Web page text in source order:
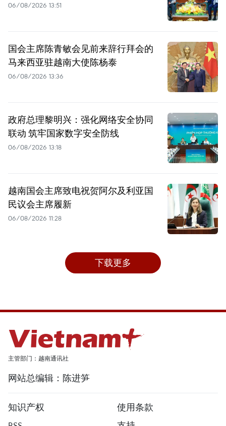
06/08/2026 13:51
国会主席陈青敏会见前来辞行拜会的
马来西亚驻越南大使陈杨泰
06/08/2026 13:36
政府总理黎明兴：强化网络安全协同
联动 筑牢国家数字安全防线
06/08/2026 13:18
越南国会主席致电祝贺阿尔及利亚国
民议会主席履新
06/08/2026 11:28
下载更多
主管部门：越南通讯社
网站总编辑：陈进笋
知识产权
使用条款